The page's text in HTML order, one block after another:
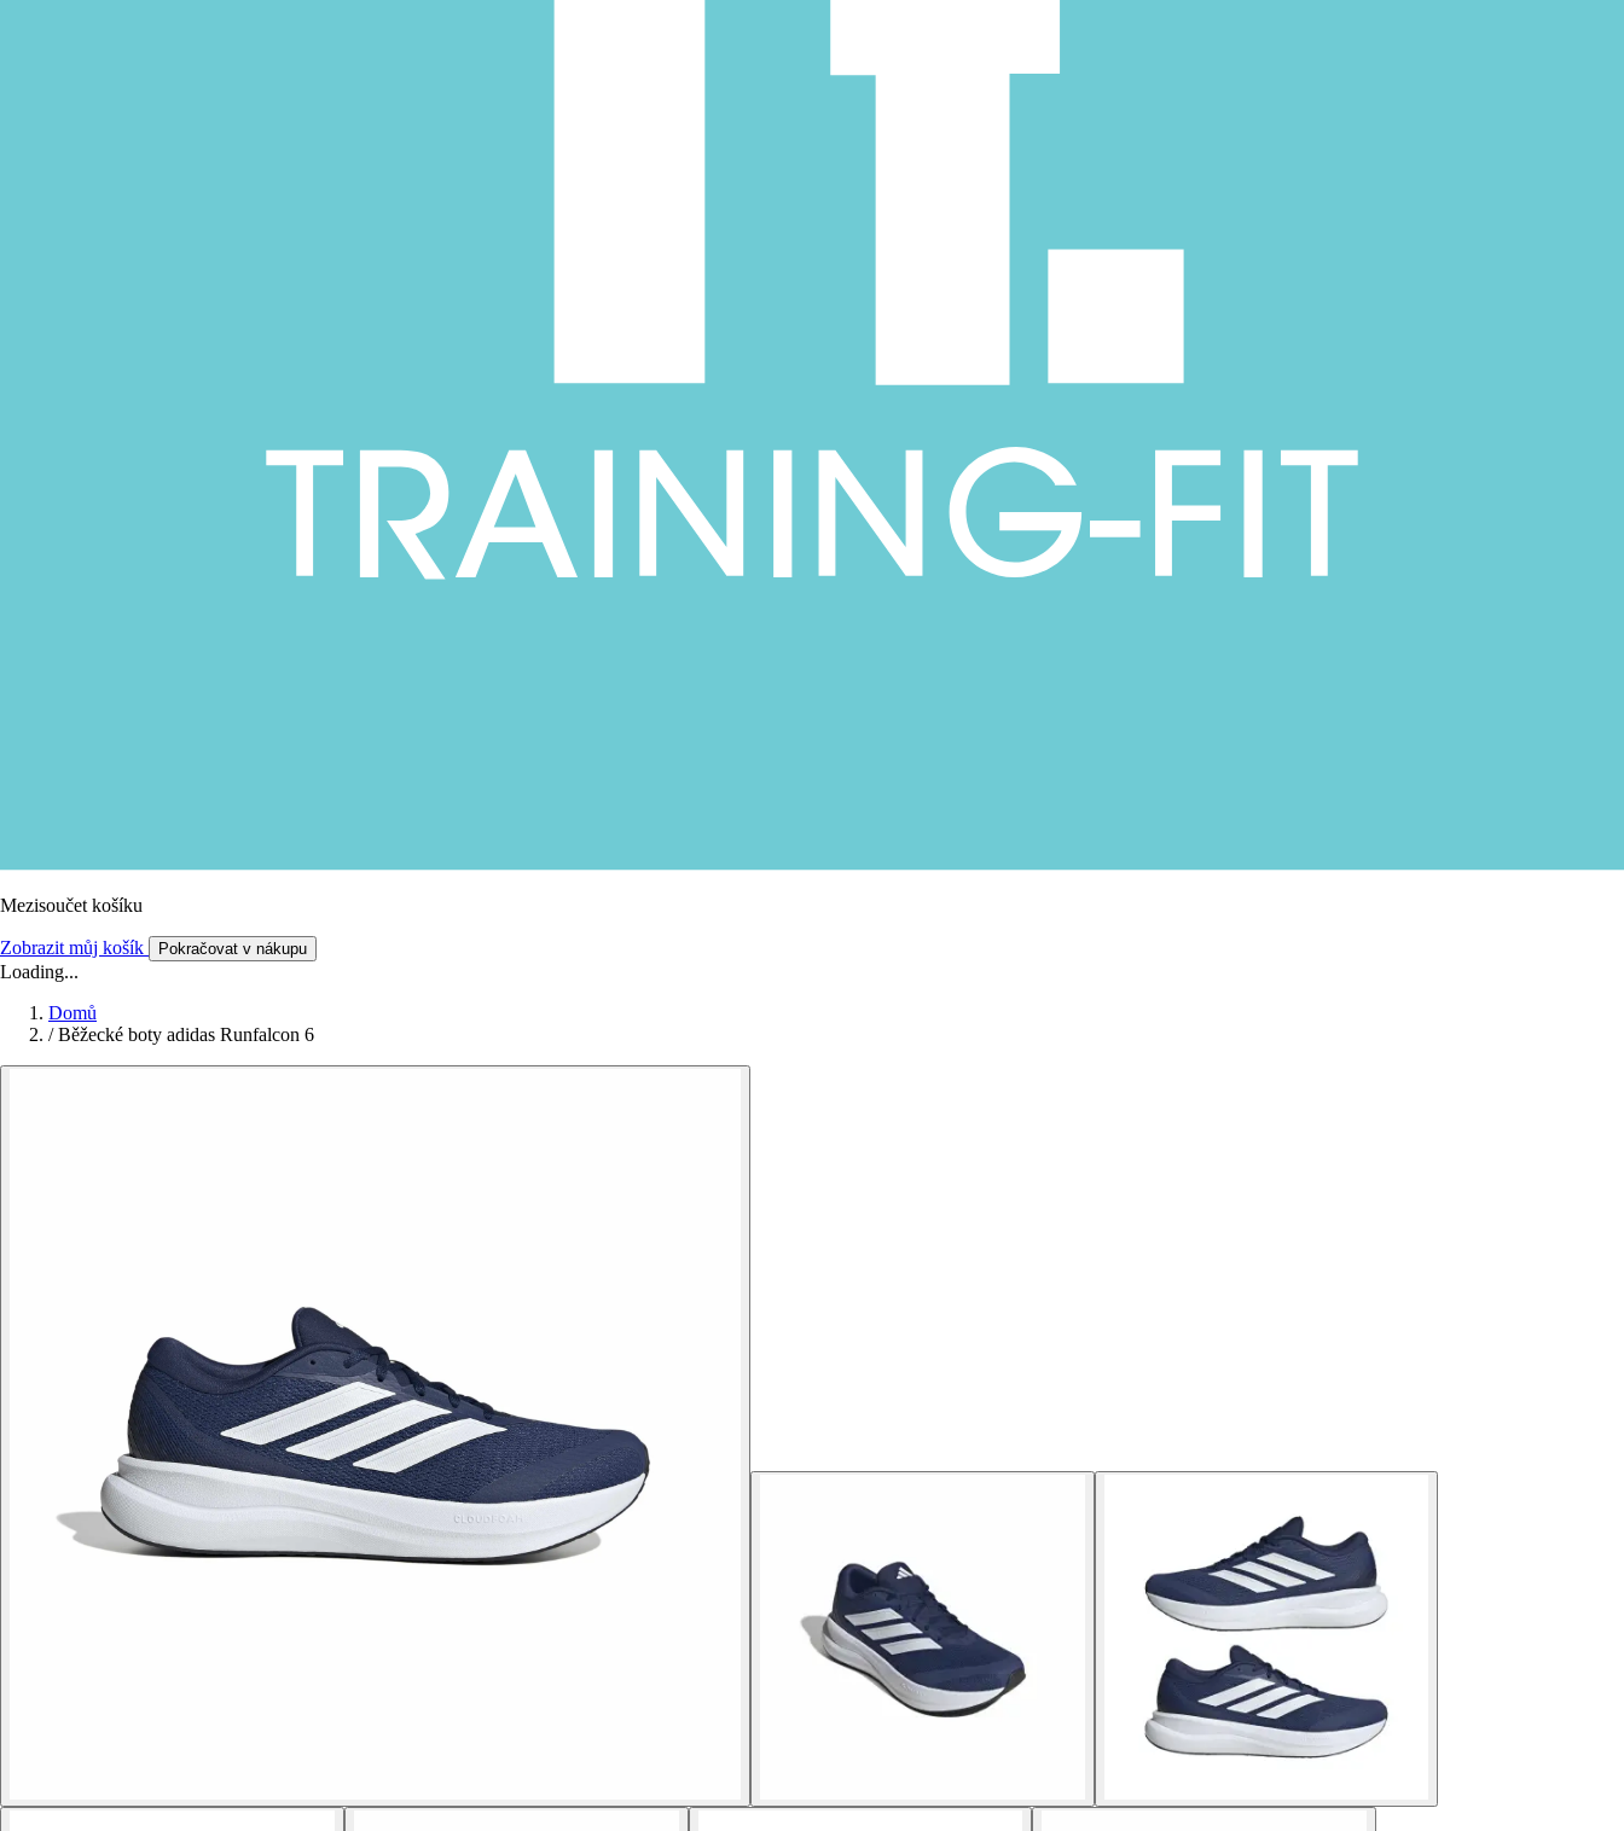
Mezisoučet košíku
Zobrazit můj košík Pokračovat v nákupu
Loading...
Domů
/ Běžecké boty adidas Runfalcon 6